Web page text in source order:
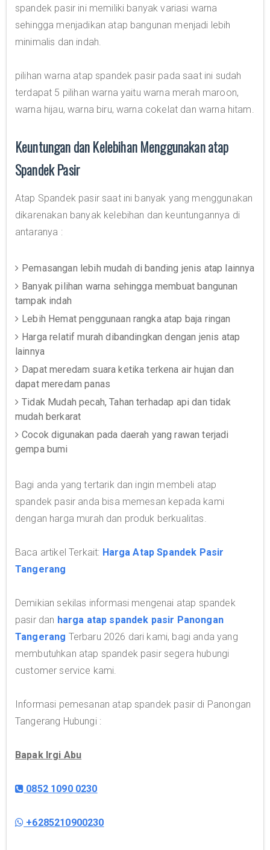
spandek pasir ini memiliki banyak variasi warna
sehingga menjadikan atap bangunan menjadi lebih
minimalis dan indah.
pilihan warna atap spandek pasir pada saat ini sudah
terdapat 5 pilihan warna yaitu warna merah maroon,
warna hijau, warna biru, warna cokelat dan warna hitam.
Keuntungan dan Kelebihan Menggunakan atap
Spandek Pasir
Atap Spandek pasir saat ini banyak yang menggunakan
dikarenakan banyak kelebihan dan keuntungannya di
antaranya :
Pemasangan lebih mudah di banding jenis atap lainnya
Banyak pilihan warna sehingga membuat bangunan
tampak indah
Lebih Hemat penggunaan rangka atap baja ringan
Harga relatif murah dibandingkan dengan jenis atap
lainnya
Dapat meredam suara ketika terkena air hujan dan
dapat meredam panas
Tidak Mudah pecah, Tahan terhadap api dan tidak
mudah berkarat
Cocok digunakan pada daerah yang rawan terjadi
gempa bumi
Bagi anda yang tertarik dan ingin membeli atap
spandek pasir anda bisa memesan kepada kami
dengan harga murah dan produk berkualitas.
Baca artikel Terkait: Harga Atap Spandek Pasir
Tangerang
Demikian sekilas informasi mengenai atap spandek
pasir dan harga atap spandek pasir Panongan
Tangerang Terbaru 2026 dari kami, bagi anda yang
membutuhkan atap spandek pasir segera hubungi
customer service kami.
Informasi pemesanan atap spandek pasir di Panongan
Tangerang Hubungi :
Bapak Irgi Abu
0852 1090 0230
+6285210900230